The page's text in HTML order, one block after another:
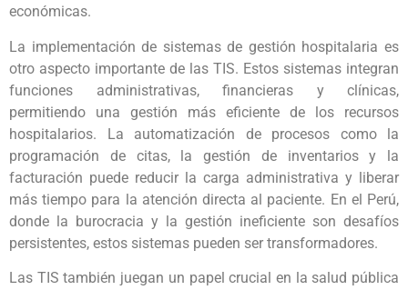
económicas.
La implementación de sistemas de gestión hospitalaria es
otro aspecto importante de las TIS. Estos sistemas integran
funciones administrativas, financieras y clínicas,
permitiendo una gestión más eficiente de los recursos
hospitalarios. La automatización de procesos como la
programación de citas, la gestión de inventarios y la
facturación puede reducir la carga administrativa y liberar
más tiempo para la atención directa al paciente. En el Perú,
donde la burocracia y la gestión ineficiente son desafíos
persistentes, estos sistemas pueden ser transformadores.
Las TIS también juegan un papel crucial en la salud pública